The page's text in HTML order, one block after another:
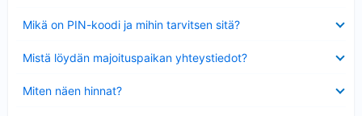
Mikä on PIN-koodi ja mihin tarvitsen sitä?
Mistä löydän majoituspaikan yhteystiedot?
Miten näen hinnat?